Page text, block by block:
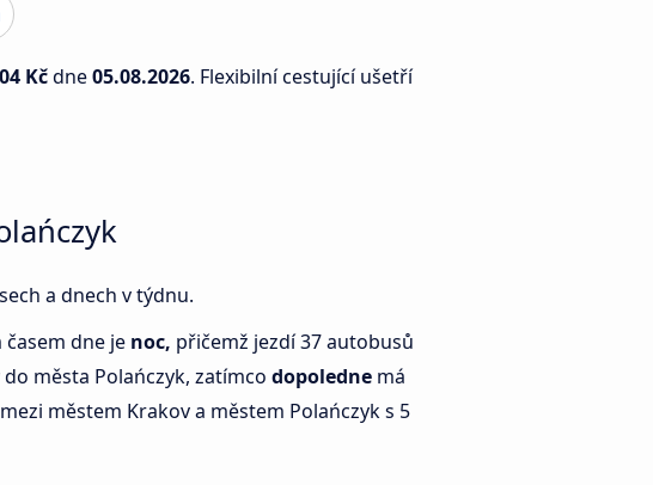
Kčdne05.08.2026. Flexibilní cestující ušetří
a dnech v týdnu.
dne je noc, přičemž jezdí 37 autobusů
města Polańczyk, zatímco dopoledne má
městem Krakov a městem Polańczyk s 5